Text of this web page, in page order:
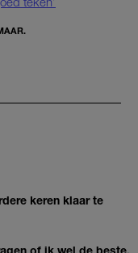
keren klaar te